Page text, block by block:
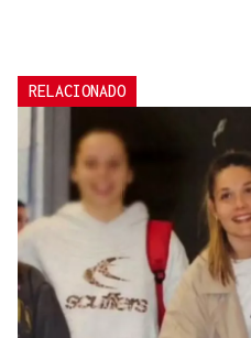
RELACIONADO